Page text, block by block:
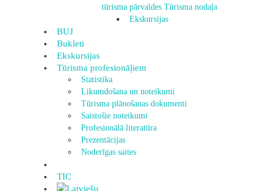
tūrisma pārvaldes Tūrisma nodaļa
Ekskursijas
BUJ
Bukleti
Ekskursijas
Tūrisma profesionāļiem
Statistika
Likumdošana un noteikumi
Tūrisma plānošanas dokumenti
Saistošie noteikumi
Profesionālā literatūra
Prezentācijas
Noderīgas saites
TIC